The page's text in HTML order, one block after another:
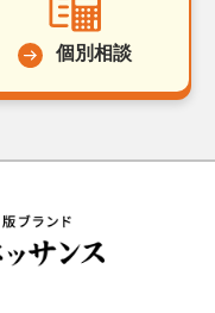
個別相談